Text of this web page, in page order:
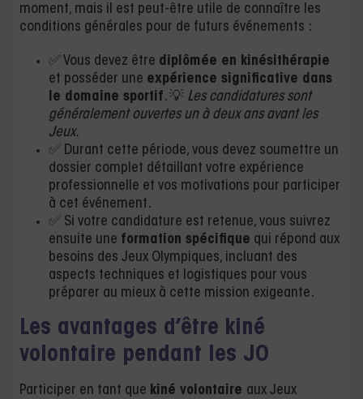
moment, mais il est peut-être utile de connaître les
conditions générales pour de futurs événements :
✅ Vous devez être diplômée en kinésithérapie
et posséder une expérience significative dans
le domaine sportif. 💡 Les candidatures sont
généralement ouvertes un à deux ans avant les
Jeux.
✅ Durant cette période, vous devez soumettre un
dossier complet détaillant votre expérience
professionnelle et vos motivations pour participer
à cet événement.
✅ Si votre candidature est retenue, vous suivrez
ensuite une formation spécifique qui répond aux
besoins des Jeux Olympiques, incluant des
aspects techniques et logistiques pour vous
préparer au mieux à cette mission exigeante.
Les avantages d’être kiné
volontaire pendant les JO
Participer en tant que kiné volontaire aux Jeux